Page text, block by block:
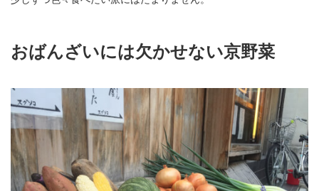
おばんざいには欠かせない京野菜